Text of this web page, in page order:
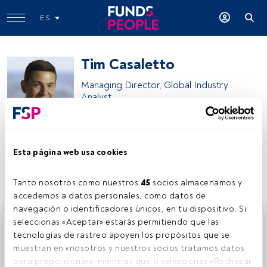
Esta página web usa cookies
Tanto nosotros como nuestros 45 socios almacenamos y
accedemos a datos personales, como datos de
navegación o identificadores únicos, en tu dispositivo. Si
seleccionas «Aceptar» estarás permitiendo que las
tecnologías de rastreo apoyen los propósitos que se
muestran en «nosotros y nuestros socios tratamos datos
para proporcionar», mientras que si seleccionas «Rechazar
ES
Tim Casaletto
Managing Director, Global Industry
Analyst
Compartir:
Este es un artículo exclusivo para los usuarios registrados
de FundsPeople. Si ya estás registrado, accede desde el
botón Login. Si aún no tienes cuenta, te invitamos a
registrarte y disfrutar de todo el universo que ofrece